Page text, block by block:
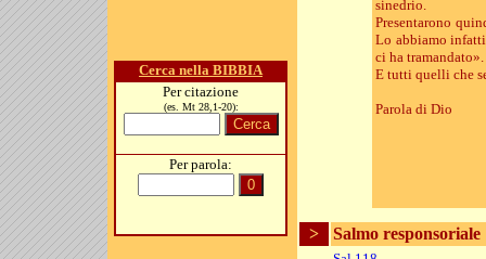
Cerca nella BIBBIA
Per citazione
(es. Mt 28,1-20):
Per parola:
sinedrio.
Presentarono
Lo abbiamo infatti
ci ha tramandato».
E tutti quelli che
Parola di Dio
> Salmo responsoriale